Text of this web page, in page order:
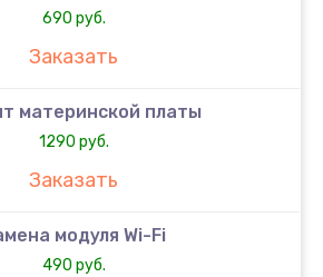
690 руб.
Заказать
материнской платы
1290 руб.
Заказать
модуля Wi-Fi
490 руб.